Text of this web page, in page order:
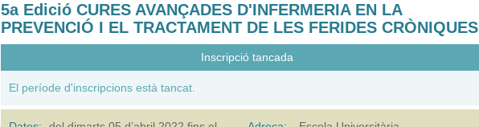
5a Edició CURES AVANÇADES D'INFERMERIA EN LA
PREVENCIÓ I EL TRACTAMENT DE LES FERIDES CRÒNIQUES
Inscripció tancada
El període d'inscripcions està tancat.